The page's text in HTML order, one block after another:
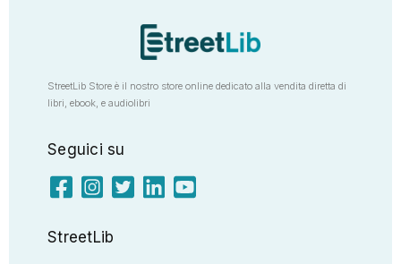
StreetLib Store è il nostro store online dedicato alla vendita diretta di
libri, ebook, e audiolibri
Seguici su
StreetLib